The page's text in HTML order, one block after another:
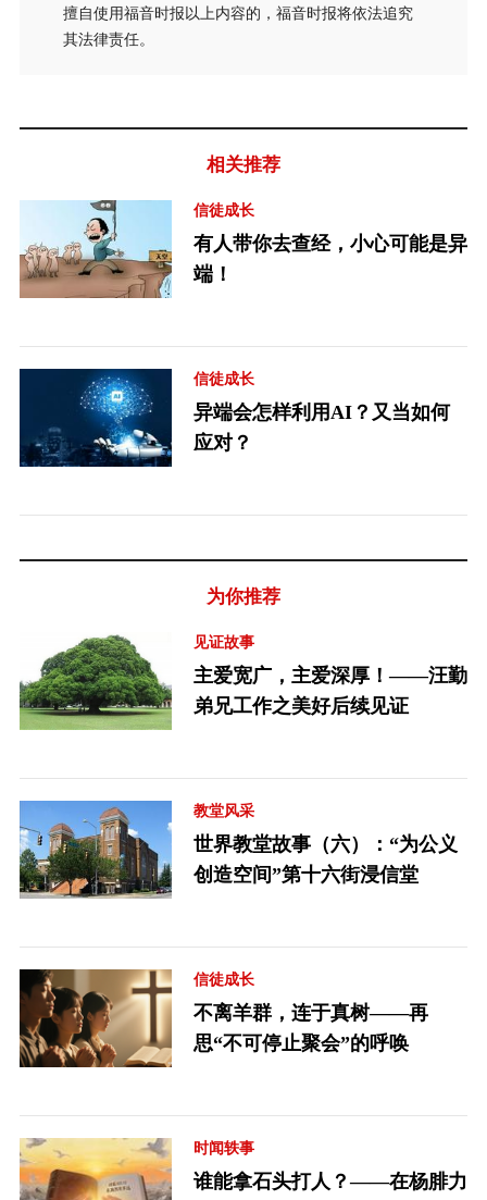
擅自使用福音时报以上内容的，福音时报将依法追究
其法律责任。
相关推荐
信徒成长
有人带你去查经，小心可能是异
端！
信徒成长
异端会怎样利用AI？又当如何
应对？
为你推荐
见证故事
主爱宽广，主爱深厚！——汪勤
弟兄工作之美好后续见证
教堂风采
世界教堂故事（六）：“为公义
创造空间”第十六街浸信堂
信徒成长
不离羊群，连于真树——再
思“不可停止聚会”的呼唤
时闻轶事
谁能拿石头打人？——在杨腓力